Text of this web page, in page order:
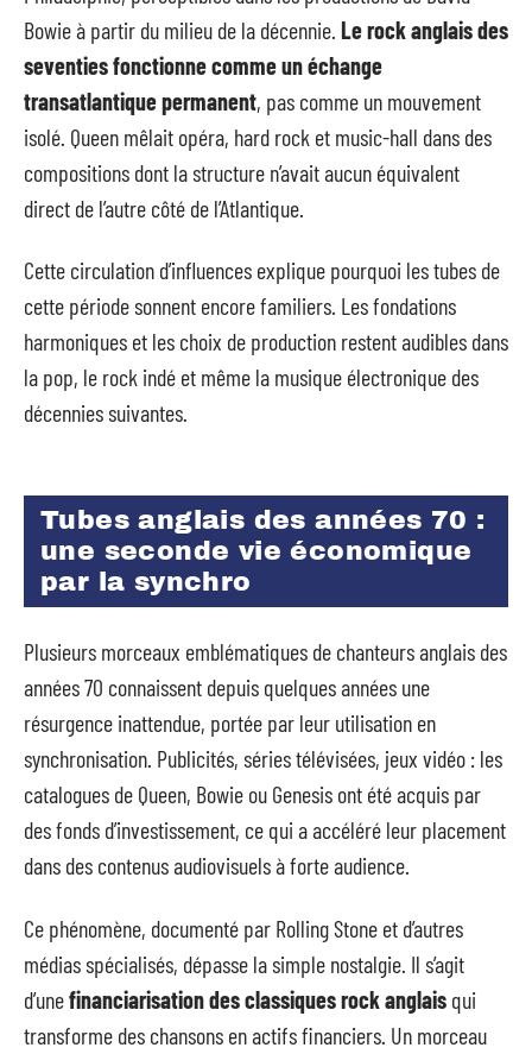
Bowie à partir du milieu de la décennie. Le rock anglais des
seventies fonctionne comme un échange
transatlantique permanent, pas comme un mouvement
isolé. Queen mêlait opéra, hard rock et music-hall dans des
compositions dont la structure n’avait aucun équivalent
direct de l’autre côté de l’Atlantique.
Cette circulation d’influences explique pourquoi les tubes de
cette période sonnent encore familiers. Les fondations
harmoniques et les choix de production restent audibles dans
la pop, le rock indé et même la musique électronique des
décennies suivantes.
Tubes anglais des années 70 :
une seconde vie économique
par la synchro
Plusieurs morceaux emblématiques de chanteurs anglais des
années 70 connaissent depuis quelques années une
résurgence inattendue, portée par leur utilisation en
synchronisation. Publicités, séries télévisées, jeux vidéo : les
catalogues de Queen, Bowie ou Genesis ont été acquis par
des fonds d’investissement, ce qui a accéléré leur placement
dans des contenus audiovisuels à forte audience.
Ce phénomène, documenté par Rolling Stone et d’autres
médias spécialisés, dépasse la simple nostalgie. Il s’agit
d’unefinanciarisation des classiques rock anglais qui
transforme des chansons en actifs financiers. Un morceau